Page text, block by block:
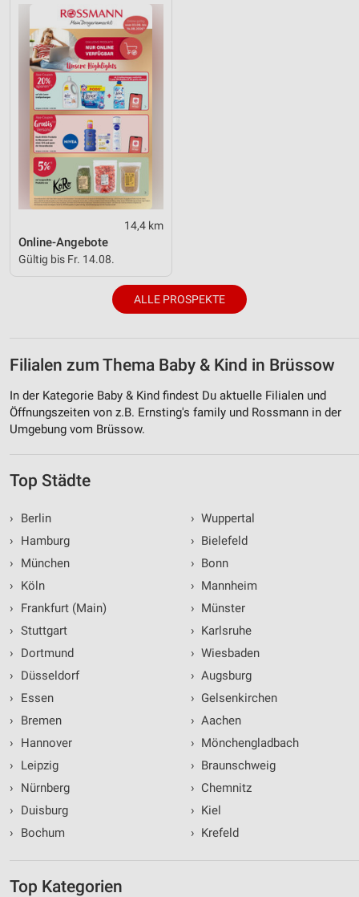
14,4 km
Online-Angebote
Gültig bis Fr. 14.08.
ALLE PROSPEKTE
Filialen zum Thema Baby & Kind in Brüssow
In der Kategorie Baby & Kind findest Du aktuelle Filialen und
Öffnungszeiten von z.B. Ernsting's family und Rossmann in der
Umgebung vom Brüssow.
Top Städte
›
Berlin
›
Hamburg
›
München
›
Köln
›
Frankfurt (Main)
› Stuttgart
›
Dortmund
›
Düsseldorf
›
Essen
›
Bremen
›
Hannover
›
Leipzig
›
Nürnberg
›
Duisburg
›
Bochum
› Wuppertal
› Bielefeld
› Bonn
› Mannheim
› Münster
› Karlsruhe
› Wiesbaden
› Augsburg
› Gelsenkirchen
› Aachen
› Mönchengladbach
› Braunschweig
› Chemnitz
› Kiel
› Krefeld
Top Kategorien
Entwicklung und Verbesserung der Angebote
Verwendung reduzierter Daten zur Auswahl von
Inhalten
IAB-Besonderheiten:
Verwendung genauer Standortdaten
Geräte anhand von aktiv angeforderten
Informationen identifizieren
Nicht-IAB-Verarbeitungszwecke:
Notwendig
Performance
Funktional